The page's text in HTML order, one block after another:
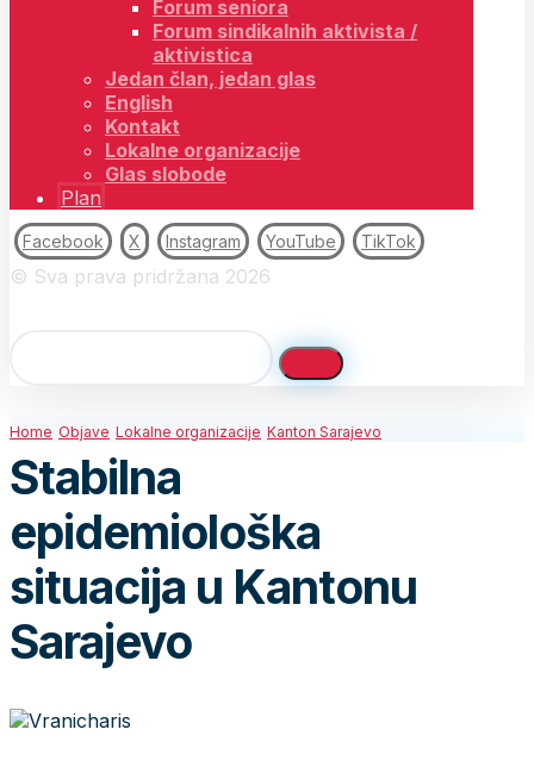
Forum seniora
Forum sindikalnih aktivista /
aktivistica
Jedan član, jedan glas
English
Kontakt
Lokalne organizacije
Glas slobode
Plan
Facebook X Instagram YouTube TikTok
© Sva prava pridržana 2026
Home Objave Lokalne organizacije Kanton Sarajevo
Stabilna
epidemiološka
situacija u Kantonu
Sarajevo